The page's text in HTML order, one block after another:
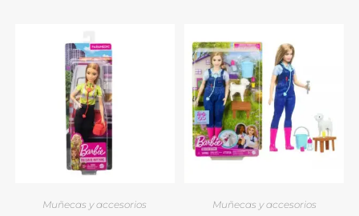
Muñecas y accesorios Muñecas y accesorios